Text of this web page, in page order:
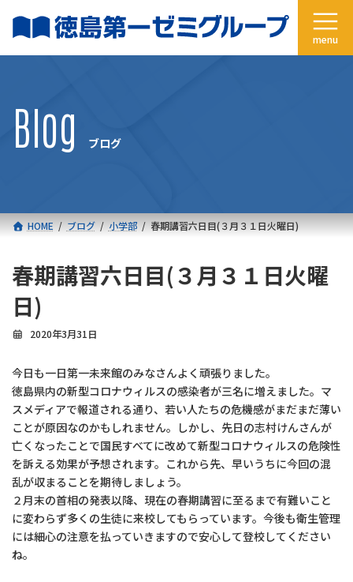
ン
ー
Blog ブログ
HOME ブログ 小学部 春期講習六日目(３月３１日火曜日)
春期講習六日目(３月３１日火曜
日)
2020年3月31日
今日も一日第一未来館のみなさんよく頑張りました。
徳島県内の新型コロナウィルスの感染者が三名に増えました。マ
スメディアで報道される通り、若い人たちの危機感がまだまだ薄い
ことが原因なのかもしれません。しかし、先日の志村けんさんが
亡くなったことで国民すべてに改めて新型コロナウィルスの危険性
を訴える効果が予想されます。これから先、早いうちに今回の混
乱が収まることを期待しましょう。
２月末の首相の発表以降、現在の春期講習に至るまで有難いこと
に変わらず多くの生徒に来校してもらっています。今後も衛生管理
には細心の注意を払っていきますので安心して登校してください
ね。